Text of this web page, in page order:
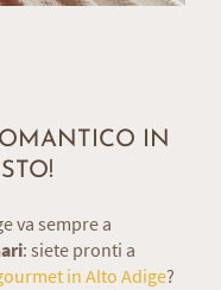
IN
va sempre a
: siete pronti a
in Alto Adige?